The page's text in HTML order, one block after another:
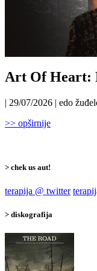
Art Of Heart:
| 29/07/2026 | edo
>> opširnije
> chek us aut!
terapija @ twitter
> diskografija